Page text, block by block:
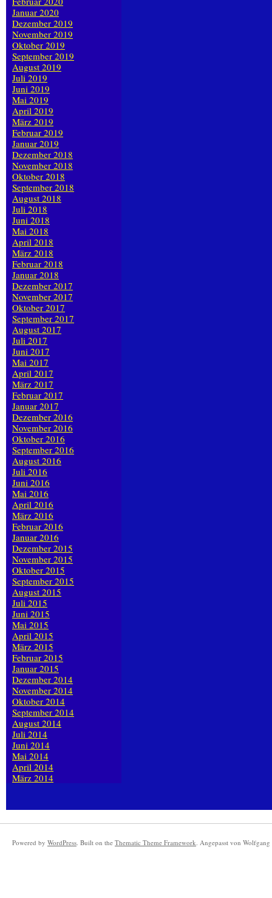
Januar 2020
Dezember 2019
November 2019
Oktober 2019
September 2019
August 2019
Juli 2019
Juni 2019
Mai 2019
April 2019
März 2019
Februar 2019
Januar 2019
Dezember 2018
November 2018
Oktober 2018
September 2018
August 2018
Juli 2018
Juni 2018
Mai 2018
April 2018
März 2018
Februar 2018
Januar 2018
Dezember 2017
November 2017
Oktober 2017
September 2017
August 2017
Juli 2017
Juni 2017
Mai 2017
April 2017
März 2017
Februar 2017
Januar 2017
Dezember 2016
November 2016
Oktober 2016
September 2016
August 2016
Juli 2016
Juni 2016
Mai 2016
April 2016
März 2016
Februar 2016
Januar 2016
Dezember 2015
November 2015
Oktober 2015
September 2015
August 2015
Juli 2015
Juni 2015
Mai 2015
April 2015
März 2015
Februar 2015
Januar 2015
Dezember 2014
November 2014
Oktober 2014
September 2014
August 2014
Juli 2014
Juni 2014
Mai 2014
April 2014
März 2014
Powered by WordPress. Built on the Thematic Theme Framework. Angepasst von